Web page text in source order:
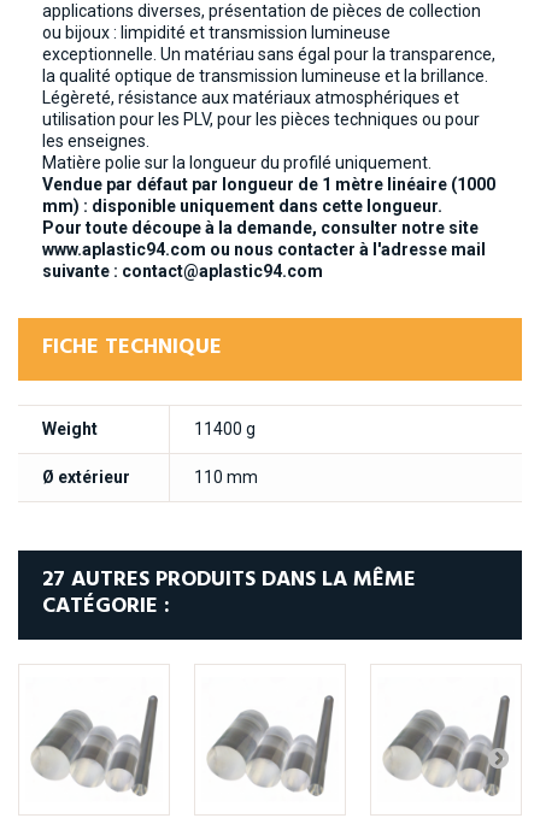
applications diverses, présentation de pièces de collection
ou bijoux : limpidité et transmission lumineuse
exceptionnelle. Un matériau sans égal pour la transparence,
la qualité optique de transmission lumineuse et la brillance.
Légèreté, résistance aux matériaux atmosphériques et
utilisation pour les PLV, pour les pièces techniques ou pour
les enseignes.
Matière polie sur la longueur du profilé uniquement.
Vendue par défaut par longueur de 1 mètre linéaire (1000
mm) : disponible uniquement dans cette longueur.
Pour toute découpe à la demande, consulter notre site
www.aplastic94.com ou nous contacter à l'adresse mail
suivante : contact@aplastic94.com
FICHE TECHNIQUE
Weight 11400 g
Ø extérieur 110 mm
27 AUTRES PRODUITS DANS LA MÊME
CATÉGORIE :